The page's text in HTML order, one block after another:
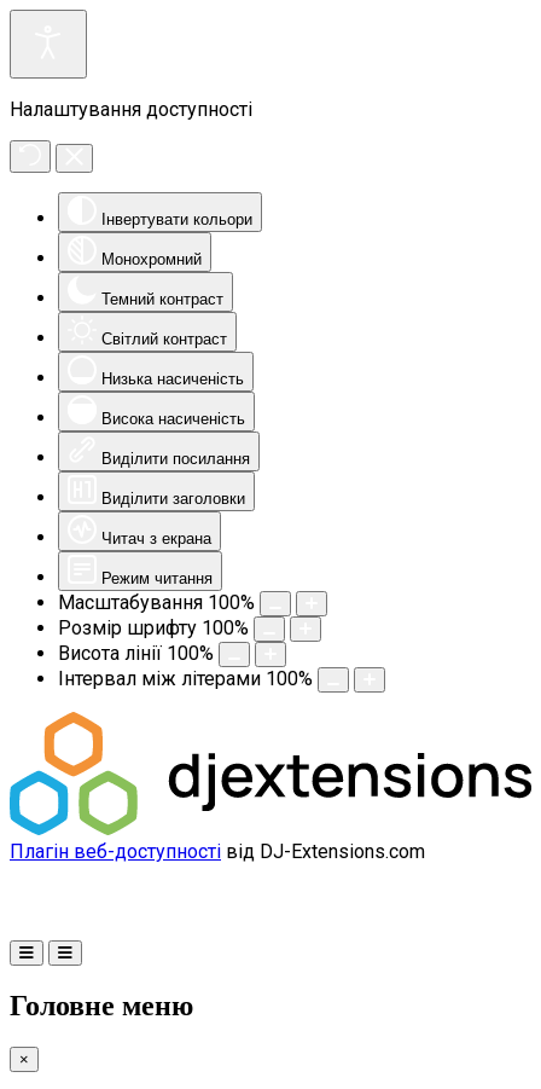
Налаштування доступності
Інвертувати кольори
Монохромний
Темний контраст
Світлий контраст
Низька насиченість
Висока насиченість
Виділити посилання
Виділити заголовки
Читач з екрана
Режим читання
Масштабування 100%
Розмір шрифту 100%
Висота лінії 100%
Інтервал між літерами 100%
Плагін веб-доступності від DJ-Extensions.com
Головне меню
×